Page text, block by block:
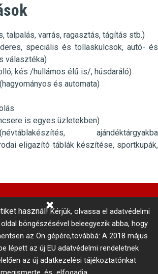
talpalás, varrás, ragasztás, tágítás stb.)
speciális és tollaskulcsok, autó- és
választéka)
kés /hullámos élű is/, húsdaráló)
és automata)
is egyes üzletekben)
ajándéktárgyakba
eligazító táblák készítése, sportkupák,
© 2017
tájékoztató
+36 1 866 3300 # 3206
használ!Kérjük, olvassa el adatvédelmi
böngészésével beleegyezik abba, hogy
az Ön gépére,továbbá: A 2018 május
lépett az új EU adatvédelmi rendeletnek
az új adatkezelési tájékoztatónkat